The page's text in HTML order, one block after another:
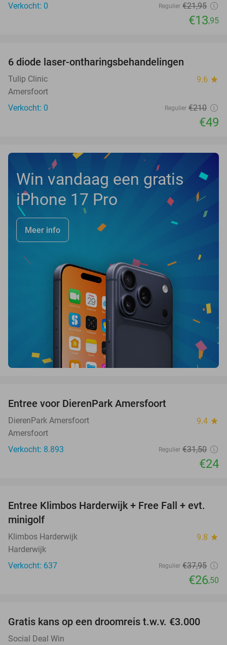
Verkocht: 0
Regulier €21,95
€13,95
TODAY
6 diode laser-ontharingsbehandelingen
Tulip Clinic 9.6 star
Amersfoort
Verkocht: 0
Regulier €210
€49
Win vandaag een gratis
iPhone 17 Pro
Meer info
Entree voor DierenPark Amersfoort
DierenPark Amersfoort 9.4 star
Amersfoort
Verkocht: 8.893
Regulier €31,50
€24
30%
Entree Klimbos Harderwijk + Free Fall + evt.
minigolf
Klimbos Harderwijk 9.8 star
Harderwijk
Verkocht: 637
Regulier €37,95
€26,50
Gratis kans op een droomreis t.w.v. €3.000
Social Deal Win